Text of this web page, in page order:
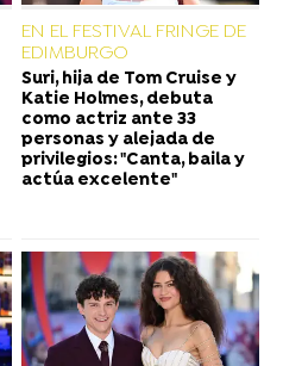
EN EL FESTIVAL FRINGE DE
EDIMBURGO
Suri, hija de Tom Cruise y
Katie Holmes, debuta
como actriz ante 33
personas y alejada de
privilegios: "Canta, baila y
actúa excelente"